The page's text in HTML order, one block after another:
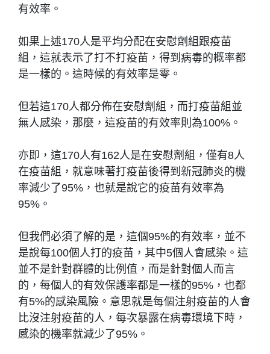
有效率。
如果上述170人是平均分配在安慰劑組跟疫苗
組，這就表示了打不打疫苗，得到病毒的概率都
是一樣的。這時候的有效率是零。
但若這170人都分佈在安慰劑組，而打疫苗組並
無人感染，那麼，這疫苗的有效率則為100%。
亦即，這170人有162人是在安慰劑組，僅有8人
在疫苗組，就意味著打疫苗後得到新冠肺炎的機
率減少了95%，也就是說它的疫苗有效率為
95%。
但我們必須了解的是，這個95%的有效率，並不
是說每100個人打的疫苗，其中5個人會感染。這
並不是針對群體的比例值，而是針對個人而言
的，每個人的有效保護率都是一樣的95%，也都
有5%的感染風險。意思就是每個注射疫苗的人會
比沒注射疫苗的人，每次暴露在病毒環境下時，
感染的機率就減少了95%。